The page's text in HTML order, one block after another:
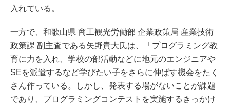
入れている。
一方で、和歌山県 商工観光労働部 企業政策局 産業技術
政策課 副主査である矢野貴大氏は、「プログラミング教
育に力を入れ、学校の部活動などに地元のエンジニアや
SEを派遣するなど学びたい子をさらに伸ばす機会をたく
さん作っている。しかし、発表する場がないことが課題
であり、プログラミングコンテストを実施するきっかけ